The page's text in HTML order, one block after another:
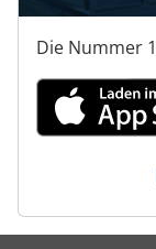
Die Nummer